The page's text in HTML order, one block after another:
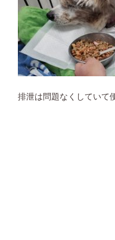
排泄は問題なくしていて